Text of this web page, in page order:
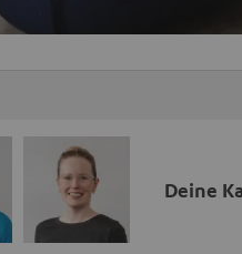
Deine